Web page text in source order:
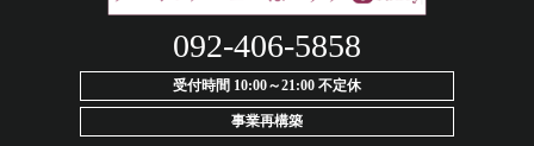
092-406-5858
受付時間 10:00～21:00 不定休
事業再構築